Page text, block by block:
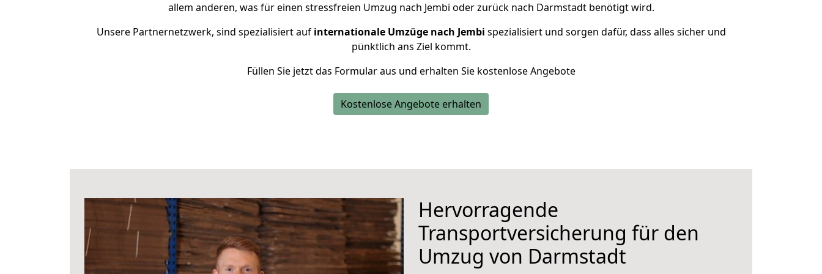
allem anderen, was für einen stressfreien Umzug nach Jembi oder zurück nach Darmstadt benötigt wird.
Unsere Partnernetzwerk, sind spezialisiert auf internationale Umzüge nach Jembi spezialisiert und sorgen dafür, dass alles sicher und
pünktlich ans Ziel kommt.
Füllen Sie jetzt das Formular aus und erhalten Sie kostenlose Angebote
Kostenlose Angebote erhalten
Hervorragende
Transportversicherung für den
Umzug von Darmstadt